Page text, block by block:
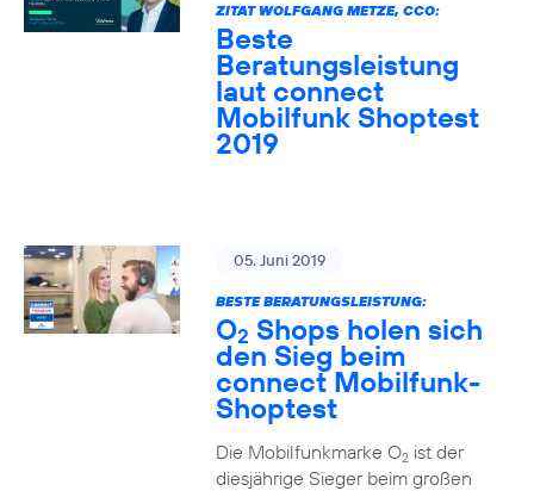
ZITAT WOLFGANG METZE, CCO:
Beste
Beratungsleistung
laut connect
Mobilfunk Shoptest
2019
05. Juni 2019
BESTE BERATUNGSLEISTUNG:
O2 Shops holen sich
den Sieg beim
connect Mobilfunk-
Shoptest
Die Mobilfunkmarke O2ist der
diesjährige Sieger beim großen